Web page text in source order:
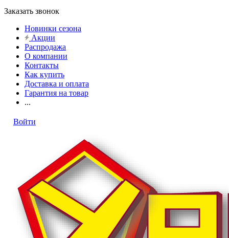
Заказать звонок
Новинки сезона
Акции
Распродажа
О компании
Контакты
Как купить
Доставка и оплата
Гарантия на товар
...
Войти